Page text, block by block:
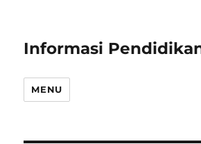
Informasi
MENU